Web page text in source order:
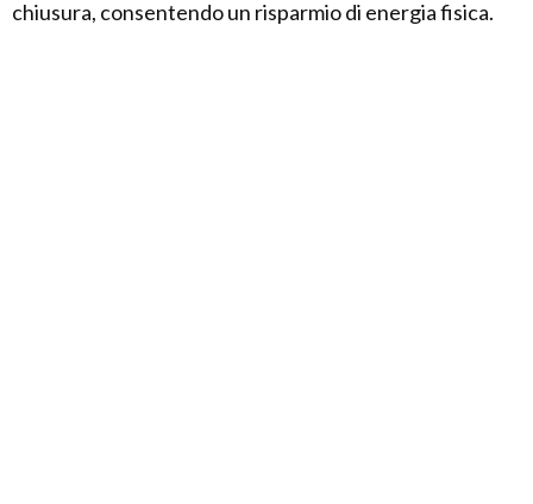
chiusura, consentendo un risparmio di energia fisica.